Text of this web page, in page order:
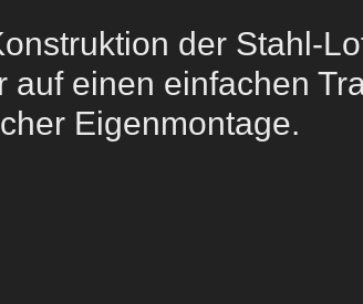
der Stahl-
auf einen einfachen
Eigenmontage.